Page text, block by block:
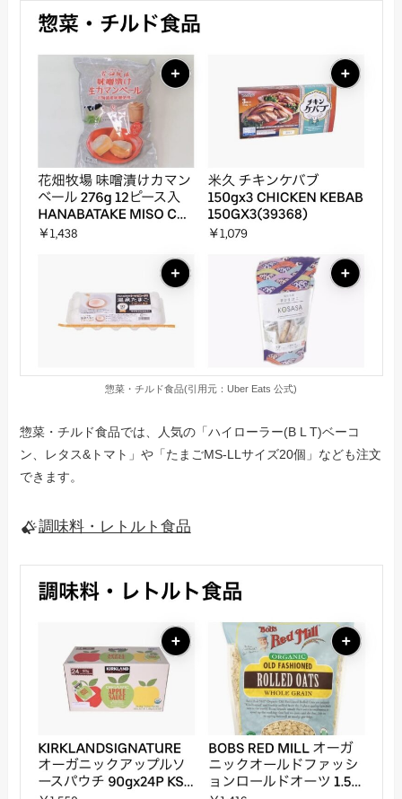
惣菜・チルド食品(引用元：Uber Eats 公式)
惣菜・チルド食品では、人気の「ハイローラー(B L T)ベーコ
ン、レタス&トマト」や「たまごMS-LLサイズ20個」なども注文
できます。
調味料・レトルト食品